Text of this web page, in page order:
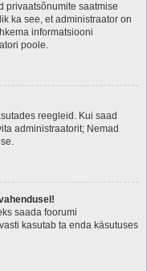
privaatsõnumite saatmise
ka see, et administraator on
informatsiooni
poole.
reegleid. Kui saad
administraatorit; Nemad
saada foorumi
kasutab ta enda käsutuses